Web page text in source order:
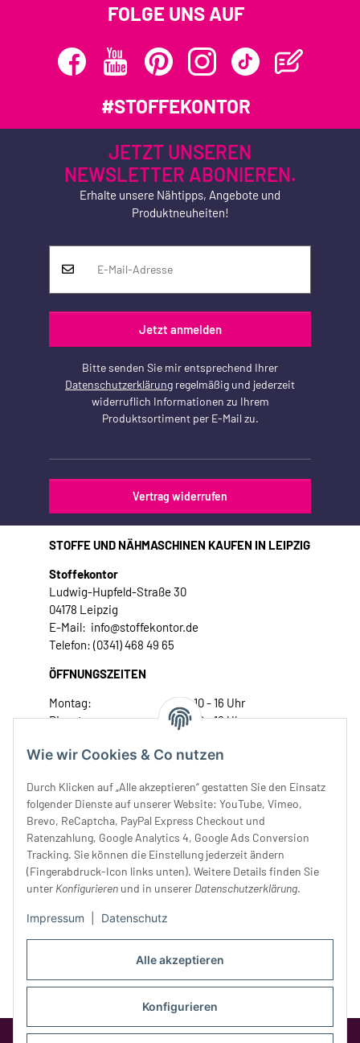
Alle akzeptieren
Konfigurieren
Wie wir Cookies & Co nutzen
Durch Klicken auf „Alle akzeptieren“ gestatten Sie den Einsatz
folgender Dienste auf unserer Website: YouTube, Vimeo,
Brevo, ReCaptcha, PayPal Express Checkout und
Ratenzahlung, Google Analytics 4, Google Ads Conversion
Tracking. Sie können die Einstellung jederzeit ändern
(Fingerabdruck-Icon links unten). Weitere Details finden Sie
unter Konfigurieren und in unserer Datenschutzerklärung.
Impressum Datenschutz
FOLGE UNS AUF
#STOFFEKONTOR
JETZT UNSEREN
NEWSLETTER ABONIEREN.
Erhalte unsere Nähtipps, Angebote und
Produktneuheiten!
Jetzt anmelden
Bitte senden Sie mir entsprechend Ihrer
Datenschutzerklärung regelmäßig und jederzeit
widerruflich Informationen zu Ihrem
Produktsortiment per E-Mail zu.
Vertrag widerrufen
STOFFE UND NÄHMASCHINEN KAUFEN IN LEIPZIG
Stoffekontor
Ludwig-Hupfeld-Straße 30
04178 Leipzig
E-Mail: info@stoffekontor.de
Telefon: (0341) 468 49 65
ÖFFNUNGSZEITEN
Montag:
10 - 16 Uhr
Dienstag:
10 - 16 Uhr
Donnerstag:
10 - 18 Uhr
Samstag:
10 - 14 Uhr
Unser Service
Rechtliches
Google Analytics deaktivierenStatus: